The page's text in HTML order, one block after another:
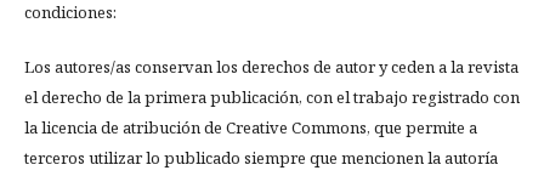
condiciones:
Los autores/as conservan los derechos de autor y ceden a la revista
el derecho de la primera publicación, con el trabajo registrado con
la licencia de atribución de Creative Commons, que permite a
terceros utilizar lo publicado siempre que mencionen la autoría